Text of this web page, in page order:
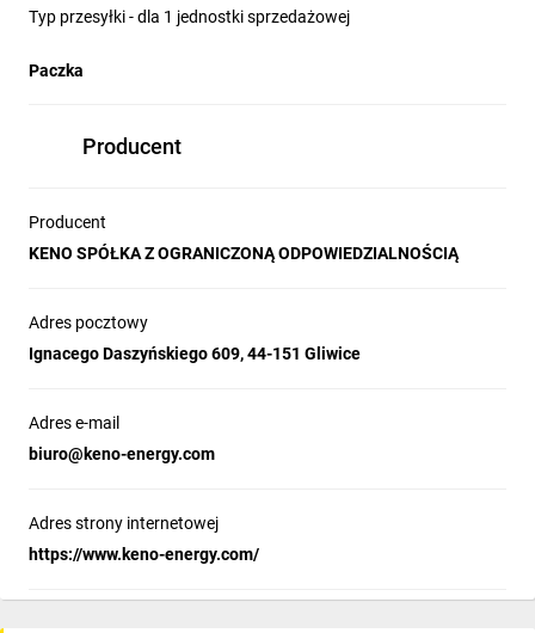
Typ przesyłki - dla 1 jednostki sprzedażowej
Paczka
Producent
Producent
KENO SPÓŁKA Z OGRANICZONĄ ODPOWIEDZIALNOŚCIĄ
Adres pocztowy
Ignacego Daszyńskiego 609, 44-151 Gliwice
Adres e-mail
biuro@keno-energy.com
Adres strony internetowej
https://www.keno-energy.com/